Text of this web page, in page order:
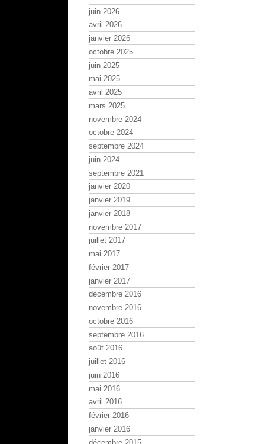
juin 2026
avril 2026
janvier 2026
octobre 2025
juin 2025
mai 2025
avril 2025
mars 2025
novembre 2024
octobre 2024
septembre 2024
juin 2024
septembre 2021
janvier 2020
janvier 2019
janvier 2018
novembre 2017
juillet 2017
mai 2017
février 2017
janvier 2017
décembre 2016
novembre 2016
octobre 2016
septembre 2016
août 2016
juillet 2016
juin 2016
mai 2016
avril 2016
février 2016
janvier 2016